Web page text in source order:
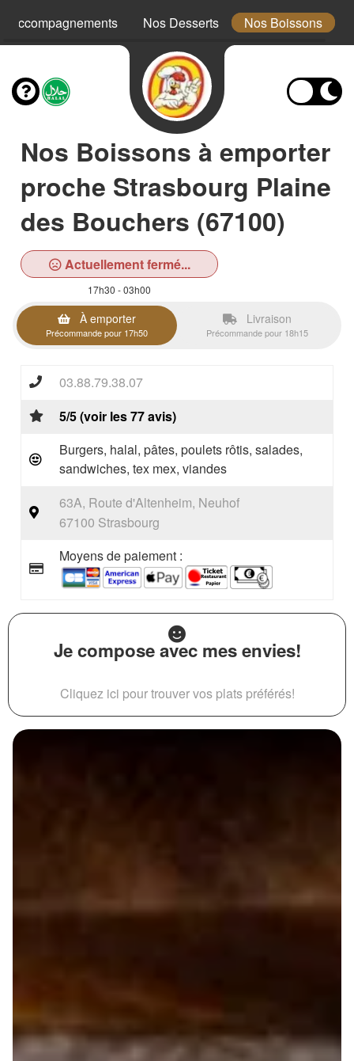
Accompagnements Nos Desserts Nos Boissons
Nos Boissons à emporter
proche Strasbourg Plaine
des Bouchers (67100)
Actuellement fermé...
17h30 - 03h00
À emporter
Précommande pour 17h50
Livraison
Précommande pour 18h15
03.88.79.38.07
5/5 (voir les 77 avis)
Burgers, halal, pâtes, poulets rôtis, salades,
sandwiches, tex mex, viandes
63A, Route d'Altenheim, Neuhof
67100 Strasbourg
Moyens de paiement :
Je compose avec mes envies!
Cliquez ici pour trouver vos plats préférés!